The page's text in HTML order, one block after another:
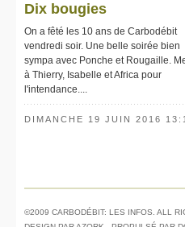
Dix bougies
On a fêté les 10 ans de Carbodébit
vendredi soir. Une belle soirée bien
sympa avec Ponche et Rougaille.
à Thierry, Isabelle et Africa pour
l'intendance....
DIMANCHE 19 JUIN 2016
©2009 CARBODÉBIT: LES INFOS. ALL